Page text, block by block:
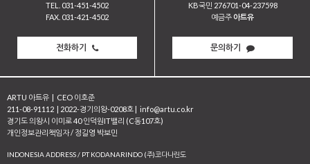
TEL. 031-451-4502
FAX. 031-421-4502
전화하기
KB국민 276701-04-237598
예금주 아트유
문의하기
ARTU 아트유
CEO 이호준
211-08-91112
2022-경기의왕-0208호
info@artu.co.kr
경기도 의왕시 이미로 40 인덕원IT밸리 (C동107호)
개인정보관리책임자 / 정길영 박보민
INDONESIA ADDRESS / PT KODANARINDO (주)코다나린도